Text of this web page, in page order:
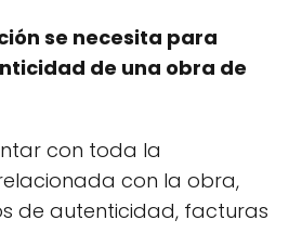
se necesita para
de una obra de
con toda la
con la obra,
de autenticidad, facturas